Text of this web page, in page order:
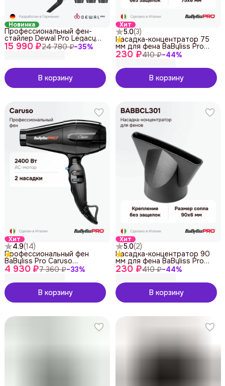
Новинка
15 990 ₽24 780 ₽−35%
Профессиональный фен-
стайлер Dewal Pro Legacy
LD-2203
В корзину
Хит
5.0(3)
230 ₽410 ₽−44%
Насадка-концентратор 75
мм для фена BaByliss Pro
BABBCLNE101
В корзину
Хит
4.9(14)
4 930 ₽7 360 ₽−33%
Профессиональный фен
BaByliss Pro Caruso
BAB6520RE
В корзину
Хит
5.0(2)
230 ₽410 ₽−44%
Насадка-концентратор 90
мм для фена BaByliss Pro
BABBCLNE301
В корзину